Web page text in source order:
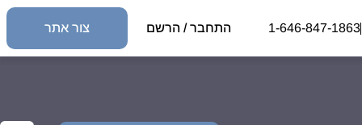
1-646-847-1863 התחבר / הרשם צור אתר